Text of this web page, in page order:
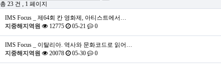
총 23 건 , 1 페이지
IMS Focus _ 제64회 칸 영화제, 아티스트에서…
지중해지역원
12775 05-21 0
IMS Focus _ 이탈리아. 역사와 문화코드로 읽어…
지중해지역원
20078 05-30 0